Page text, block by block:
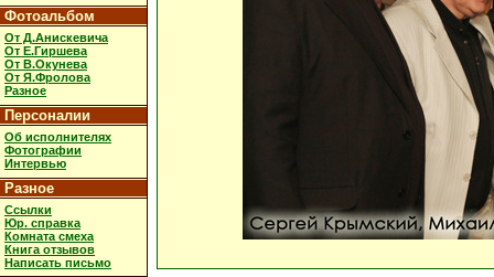
Фотоальбом
От Д.Анискевича
От Е.Гиршева
От В.Окунева
От Я.Фролова
Разное
Персоналии
Об исполнителях
Фотографии
Интервью
Разное
Ссылки
Юр. справка
Комната смеха
Книга отзывов
Написать письмо